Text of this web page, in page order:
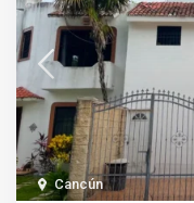
Cancún